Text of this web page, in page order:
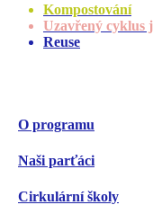
Kompostování
Uzavřený cyklus
Reuse
O programu
Naši parťáci
Cirkulární školy